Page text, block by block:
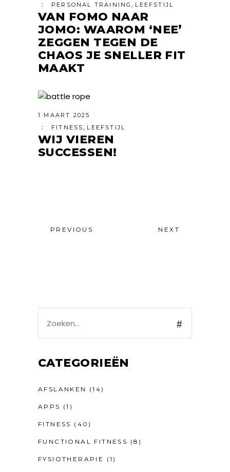
PERSONAL TRAINING, LEEFSTIJL
VAN FOMO NAAR
JOMO: WAAROM ‘NEE’
ZEGGEN TEGEN DE
CHAOS JE SNELLER FIT
MAAKT
1 MAART 2025
FITNESS, LEEFSTIJL
WIJ VIEREN
SUCCESSEN!
PREVIOUS NEXT
for:
CATEGORIEËN
AFSLANKEN (14)
APPS (1)
FITNESS (40)
FUNCTIONAL FITNESS (8)
FYSIOTHERAPIE (1)